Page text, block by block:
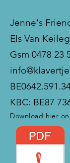
Jenne's
Els Van
Gsm 0478 23
KBC: BE87
Download hier